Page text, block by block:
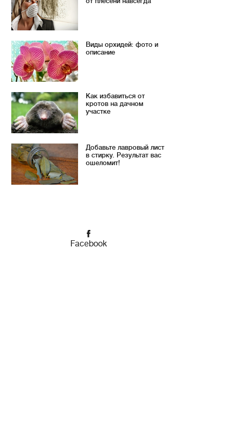
Виды орхидей: фото и
описание
Как избавиться от
кротов на дачном
участке
Добавьте лавровый лист
в стирку. Результат вас
ошеломит!
Facebook